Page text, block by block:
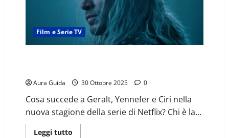
Film e Serie TV
Aura Guida 30 Ottobre 2025 0
Cosa succede a Geralt, Yennefer e Ciri nella
nuova stagione della serie di Netflix? Chi è la...
Leggi tutto